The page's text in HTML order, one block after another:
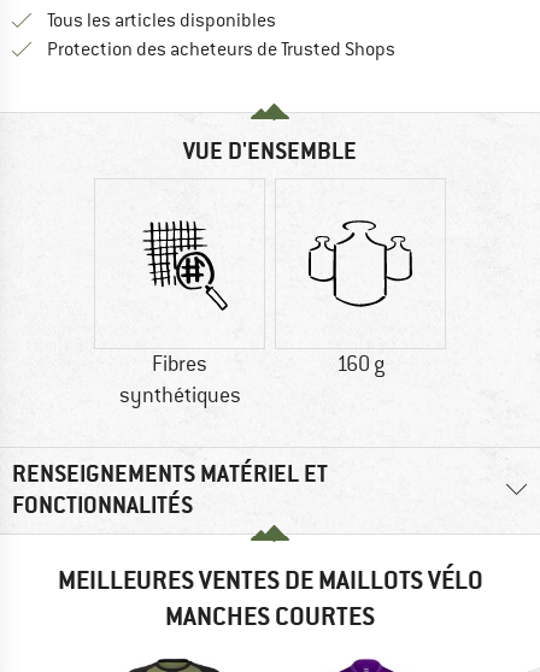
Tous les articles disponibles
Protection des acheteurs de Trusted Shops
VUE D'ENSEMBLE
Fibres
synthétiques
160 g
RENSEIGNEMENTS MATÉRIEL ET
FONCTIONNALITÉS
MEILLEURES VENTES DE MAILLOTS VÉLO
MANCHES COURTES